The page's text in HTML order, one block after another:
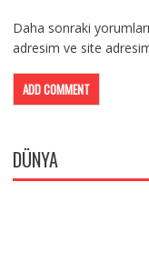
Daha sonraki
adresim ve site
DÜNYA